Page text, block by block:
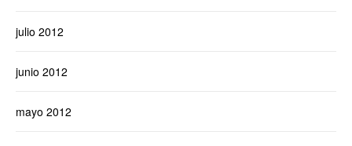
julio 2012
junio 2012
mayo 2012